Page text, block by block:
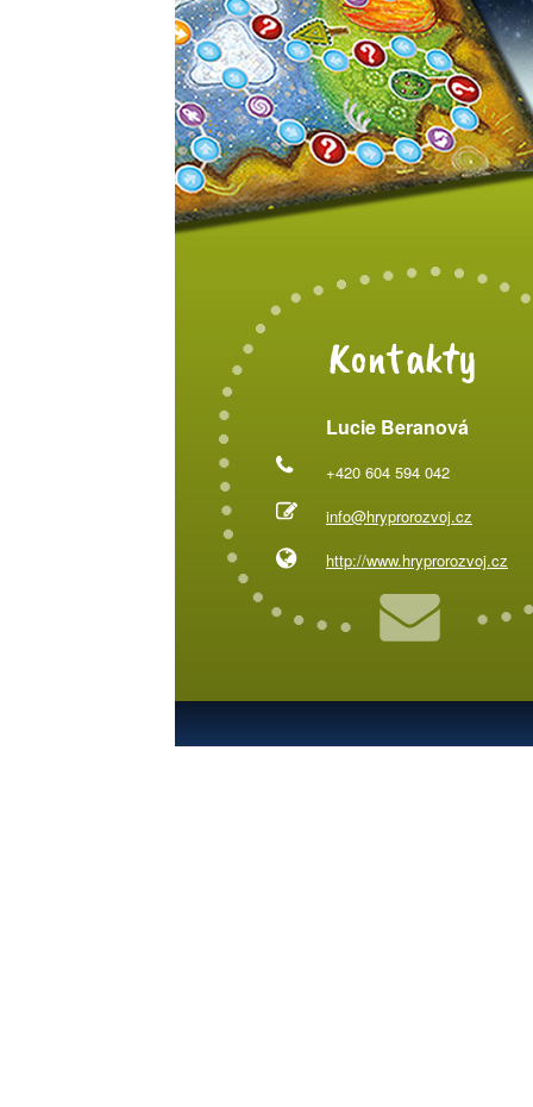
Kontakty
Lucie Beranová
+420 604 594 042
info@hryprorozvoj.cz
http://www.hryprorozvoj.cz